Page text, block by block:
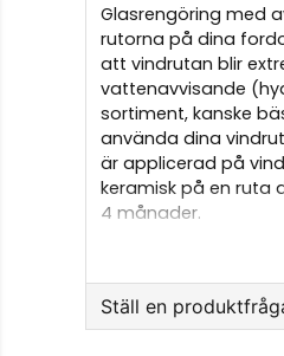
Glasrengöring med
rutorna på dina
att vindrutan blir
vattenavvisande
sortiment, kanske
använda dina
är applicerad på
keramisk på en ruta
4 månader.
En flaska räcker
än
GÖR SÅ HÄR:
Ställ en